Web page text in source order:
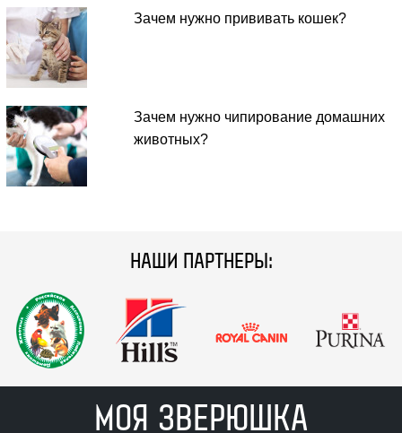
Зачем нужно прививать кошек?
Зачем нужно чипирование домашних
животных?
НАШИ ПАРТНЕРЫ:
МОЯ ЗВЕРЮШКА